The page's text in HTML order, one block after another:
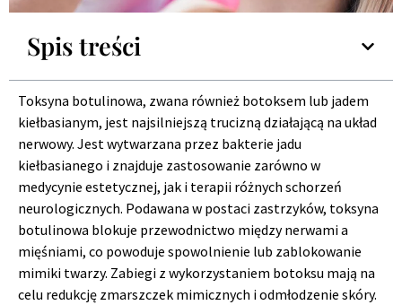
Spis treści
Toksyna botulinowa, zwana również botoksem lub jadem
kiełbasianym, jest najsilniejszą trucizną działającą na układ
nerwowy. Jest wytwarzana przez bakterie jadu
kiełbasianego i znajduje zastosowanie zarówno w
medycynie estetycznej, jak i terapii różnych schorzeń
neurologicznych. Podawana w postaci zastrzyków, toksyna
botulinowa blokuje przewodnictwo między nerwami a
mięśniami, co powoduje spowolnienie lub zablokowanie
mimiki twarzy. Zabiegi z wykorzystaniem botoksu mają na
celu redukcję zmarszczek mimicznych i odmłodzenie skóry.